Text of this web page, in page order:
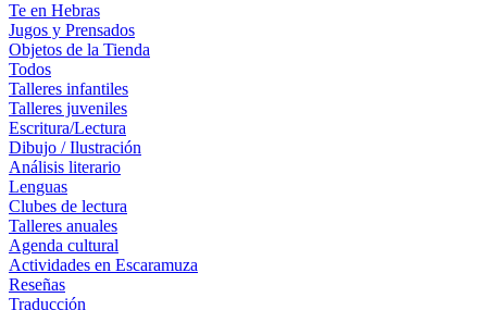
Te en Hebras
Jugos y Prensados
Objetos de la Tienda
Todos
Talleres infantiles
Talleres juveniles
Escritura/Lectura
Dibujo / Ilustración
Análisis literario
Lenguas
Clubes de lectura
Talleres anuales
Agenda cultural
Actividades en Escaramuza
Reseñas
Traducción